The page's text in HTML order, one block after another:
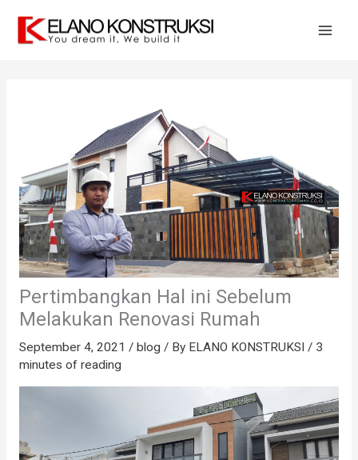
content
Pertimbangkan Hal ini Sebelum
Melakukan Renovasi Rumah
September 4, 2021 / blog / By ELANO KONSTRUKSI / 3
minutes of reading